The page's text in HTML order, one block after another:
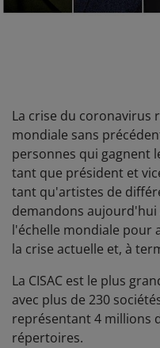
La crise du coronavirus
mondiale sans
personnes qui gagnent
tant que président et
tant qu'artistes de
demandons
l'échelle mondiale pour
la crise actuelle et, à
La CISAC est le plus
avec plus de 230
représentant 4 millions
répertoires.